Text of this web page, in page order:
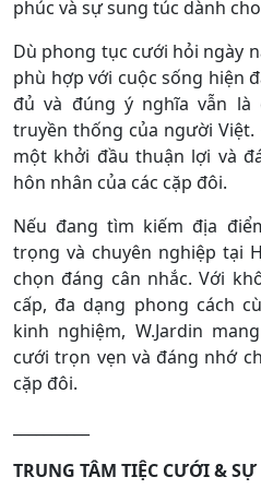
phúc và sự sung túc dành
Dù phong tục cưới hỏi ngày
phù hợp với cuộc sống hiện
đủ và đúng ý nghĩa vẫn
truyền thống của người
một khởi đầu thuận lợi và
hôn nhân của các cặp đôi.
Nếu đang tìm kiếm địa
trọng và chuyên nghiệp tại
chọn đáng cân nhắc. Với
cấp, đa dạng phong cách
kinh nghiệm, W.Jardin
cưới trọn vẹn và đáng nhớ
cặp đôi.
TRUNG TÂM TIỆC CƯỚI &